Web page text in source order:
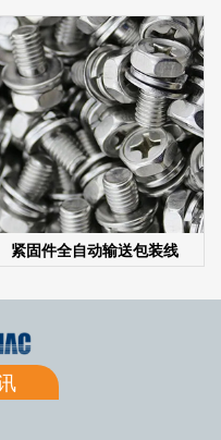
紧固件全自动输送包装线